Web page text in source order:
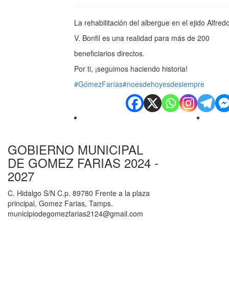
La rehabilitación del albergue en el ejido
V. Bonfil es una realidad para más de 200
beneficiarios directos.
Por ti, ¡seguimos haciendo historia!
#GómezFarías#noesdehoyesdesiempre
GOBIERNO MUNICIPAL
DE GOMEZ FARIAS 2024 -
2027
C. Hidalgo S/N C.p. 89780 Frente a la plaza
principal, Gomez Farias, Tamps.
municipiodegomezfarias2124@gmail.com